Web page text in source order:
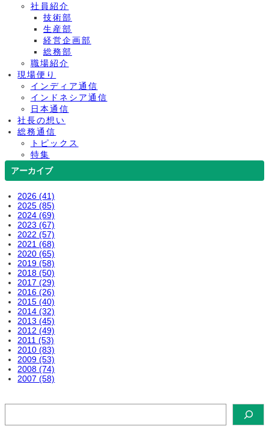
社員紹介
技術部
生産部
経営企画部
総務部
職場紹介
現場便り
インディア通信
インドネシア通信
日本通信
社長の想い
総務通信
トピックス
特集
アーカイブ
2026 (41)
2025 (85)
2024 (69)
2023 (67)
2022 (57)
2021 (68)
2020 (65)
2019 (58)
2018 (50)
2017 (29)
2016 (26)
2015 (40)
2014 (32)
2013 (45)
2012 (49)
2011 (53)
2010 (83)
2009 (53)
2008 (74)
2007 (58)